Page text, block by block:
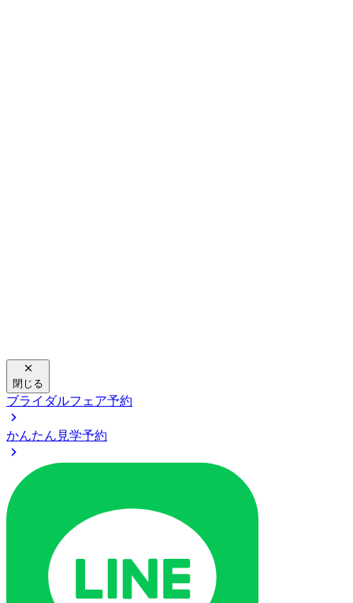
閉じる
ブライダルフェア予約
かんたん見学予約